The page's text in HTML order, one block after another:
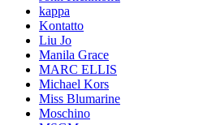
kappa
Kontatto
Liu Jo
Manila Grace
MARC ELLIS
Michael Kors
Miss Blumarine
Moschino